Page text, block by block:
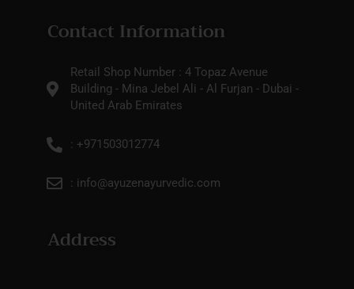
Contact Information
Retail Shop Number : 4 Topaz Avenue
Building - Mina Jebel Ali - Al Furjan - Dubai -
United Arab Emirates
: +971503012774
: info@ayuzenayurvedic.com
Address